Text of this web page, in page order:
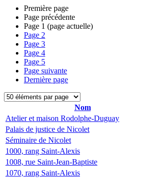
Première page
Page précédente
Page 1 (page actuelle)
Page 2
Page 3
Page 4
Page 5
Page suivante
Dernière page
Nom
Atelier et maison Rodolphe-Duguay
Palais de justice de Nicolet
Séminaire de Nicolet
1000, rang Saint-Alexis
1008, rue Saint-Jean-Baptiste
1070, rang Saint-Alexis